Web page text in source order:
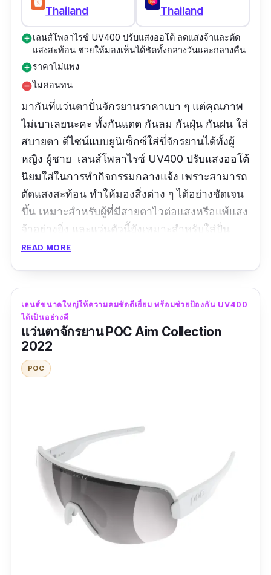
Thailand
Thailand
add_circleเลนส์โพลาไรซ์ UV400 ปรับแสงออโต้ ลดแสงจ้าและตัด
แสงสะท้อน ช่วยให้มองเห็นได้ชัดทั้งกลางวันและกลางคืน
add_circleราคาไม่แพง
remove_circleไม่ค่อนทน
มากันที่แว่นตาปั่นจักรยานราคาเบา ๆ แต่คุณภาพ
ไม่เบาเลยนะคะ ทั้งกันแดด กันลม กันฝุ่น กันฝน ใส่
สบายตา ดีไซน์แบบยูนิเซ็กซ์ใส่ขี่จักรยานได้ทั้งผู้
หญิง ผู้ชาย เลนส์โพลาไรซ์ UV400 ปรับแสงออโต้
นิยมใส่ในการทำกิจกรรมกลางแจ้ง เพราะสามารถ
ตัดแสงสะท้อน ทำให้มองสิ่งต่าง ๆ ได้อย่างชัดเจน
ขึ้น เหมาะสำหรับผู้ที่มีสายตาไวต่อแสงหรือแพ้แสง
จ้าอย่างยิ่ง และแว่นตัวนี้ยังเหมาะสำหรับใส่ปั่น
จักรยานในกลางคืนด้วยค่ะ
"สินค้าดีมีคุณภาพสมราคาจริง Rockbros แว่นตา
กันแดด สำหรับเล่นกีฬา ขี่จักรยาน สวมใส่สบายตา
ดีมาก มีกล่องผ้าเช็ดแว่นแถมมาด้วย ราคาโดนใจ
ร้านบริการดีและให้คำแนะนำตลอด ส่งของนาน
เพราะมาจากจีน สินค้าดีมีคุณภาพสมราคาจริง
READ MORE
เลนส์ขนาดใหญ่ให้ความคมชัดดีเยี่ยม พร้อมช่วยป้องกัน UV400
ได้เป็นอย่างดี
แว่นตาจักรยาน POC Aim Collection
2022
POC